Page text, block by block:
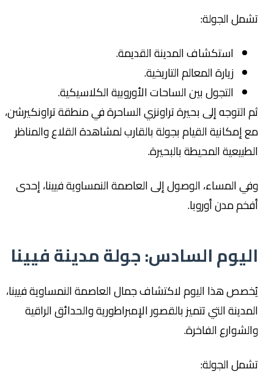
تشمل الجولة:
استكشاف المدينة القديمة.
زيارة المعالم التاريخية.
التجول بين الساحات الأوروبية الكلاسيكية.
ثم التوجه إلى بحيرة تراونزي الساحرة في منطقة تراونكيرشن،
مع إمكانية القيام بجولة بالقارب لمشاهدة القلاع والمناظر
الطبيعية المحيطة بالبحيرة.
وفي المساء، الوصول إلى العاصمة النمساوية فيينا، إحدى
أفخم مدن أوروبا.
اليوم السادس: جولة مدينة فيينا
يُخصص هذا اليوم لاكتشاف جمال العاصمة النمساوية فيينا،
المدينة التي تتميز بالقصور الإمبراطورية والحدائق الراقية
والشوارع الفاخرة.
تشمل الجولة: